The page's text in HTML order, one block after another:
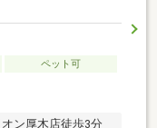
ペット可
ン厚木店徒歩3分